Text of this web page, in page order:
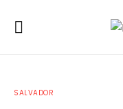
SALVADOR